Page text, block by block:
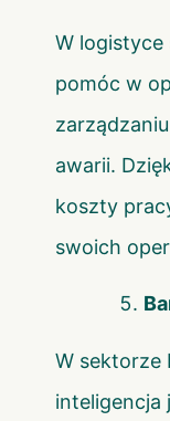
W logistyce
pomóc w
awarii.
koszty
swoich
W sektorze
inteligencja